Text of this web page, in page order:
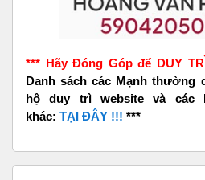
*** Hãy Đóng Góp để DUY
Danh sách các Mạnh thường
hộ duy trì website và các
khác: TẠI ĐÂY !!! ***